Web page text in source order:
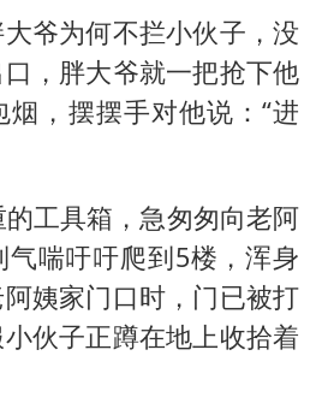
爷为何不拦小伙子，没
，胖大爷就一把抢下他
，摆摆手对他说：“进
工具箱，急匆匆向老阿
喘吁吁爬到5楼，浑身
姨家门口时，门已被打
伙子正蹲在地上收拾着